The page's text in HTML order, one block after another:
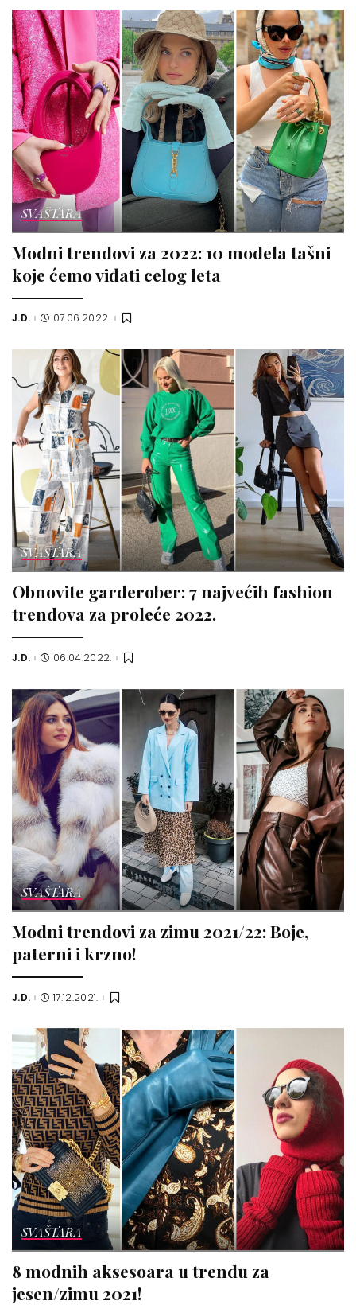
SVAŠTARA
Modni trendovi za 2022: 10 modela tašni
koje ćemo viđati celog leta
Posted
J.D. 07.06.2022.
SVAŠTARA
Obnovite garderober: 7 najvećih fashion
trendova za proleće 2022.
Posted
J.D. 06.04.2022.
SVAŠTARA
Modni trendovi za zimu 2021/22: Boje,
paterni i krzno!
Posted
J.D. 17.12.2021.
SVAŠTARA
8 modnih aksesoara u trendu za
jesen/zimu 2021!